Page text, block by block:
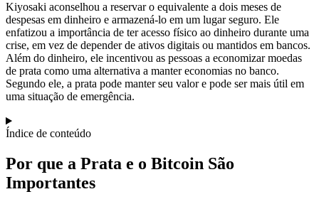
Kiyosaki aconselhou a reservar o equivalente a dois meses de
despesas em dinheiro e armazená-lo em um lugar seguro. Ele
enfatizou a importância de ter acesso físico ao dinheiro durante uma
crise, em vez de depender de ativos digitais ou mantidos em bancos.
Além do dinheiro, ele incentivou as pessoas a economizar moedas
de prata como uma alternativa a manter economias no banco.
Segundo ele, a prata pode manter seu valor e pode ser mais útil em
uma situação de emergência.
Índice de conteúdo
Por que a Prata e o Bitcoin São
Importantes